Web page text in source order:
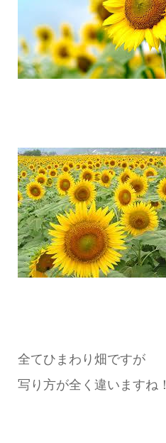
全てひまわり畑ですが
写り方が全く違いますね！